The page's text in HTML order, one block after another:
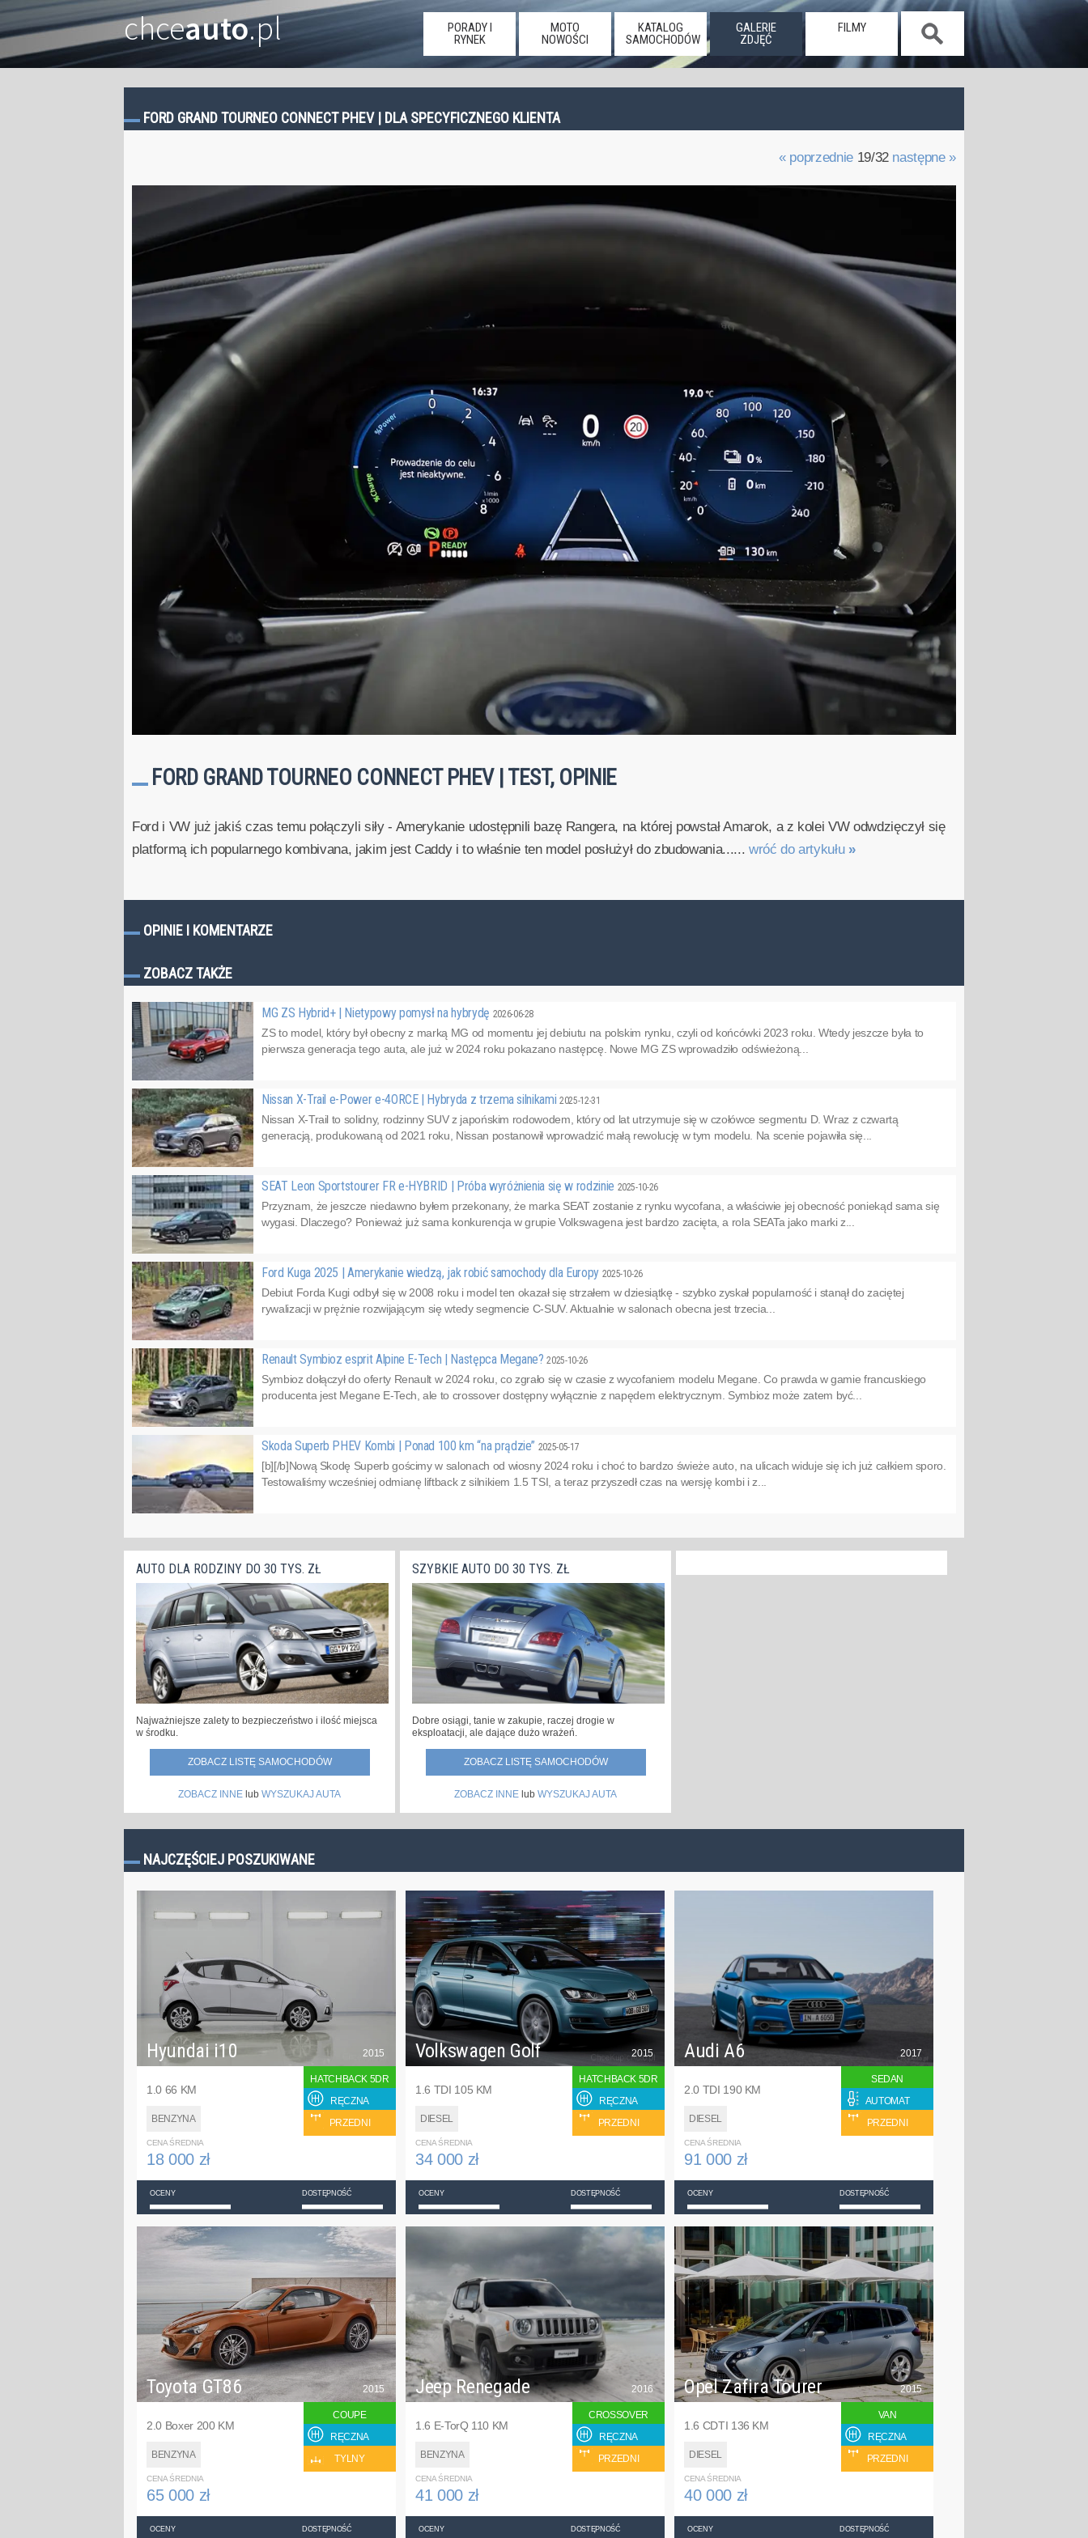
chceauto.pl
PORADY I
RYNEK
MOTO
NOWOŚCI
KATALOG
SAMOCHODÓW
GALERIE
ZDJĘĆ
FILMY
FORD GRAND TOURNEO CONNECT PHEV | DLA SPECYFICZNEGO KLIENTA
« poprzednie19/32 następne »
FORD GRAND TOURNEO CONNECT PHEV | TEST, OPINIE
Ford i VW już jakiś czas temu połączyli siły - Amerykanie udostępnili bazę Rangera, na której powstał Amarok, a z kolei VW odwdzięczył się
platformą ich popularnego kombivana, jakim jest Caddy i to właśnie ten model posłużył do zbudowania...... wróć do artykułu »
OPINIE I KOMENTARZE
ZOBACZ TAKŻE
MG ZS Hybrid+ | Nietypowy pomysł na hybrydę 2026-06-28
ZS to model, który był obecny z marką MG od momentu jej debiutu na polskim rynku, czyli od końcówki 2023 roku. Wtedy jeszcze była to
pierwsza generacja tego auta, ale już w 2024 roku pokazano następcę. Nowe MG ZS wprowadziło odświeżoną...
Nissan X-Trail e-Power e-4ORCE | Hybryda z trzema silnikami 2025-12-31
Nissan X-Trail to solidny, rodzinny SUV z japońskim rodowodem, który od lat utrzymuje się w czołówce segmentu D. Wraz z czwartą
generacją, produkowaną od 2021 roku, Nissan postanowił wprowadzić małą rewolucję w tym modelu. Na scenie pojawiła się...
SEAT Leon Sportstourer FR e-HYBRID | Próba wyróżnienia się w rodzinie 2025-10-26
Przyznam, że jeszcze niedawno byłem przekonany, że marka SEAT zostanie z rynku wycofana, a właściwie jej obecność poniekąd sama się
wygasi. Dlaczego? Ponieważ już sama konkurencja w grupie Volkswagena jest bardzo zacięta, a rola SEATa jako marki z...
Ford Kuga 2025 | Amerykanie wiedzą, jak robić samochody dla Europy 2025-10-26
Debiut Forda Kugi odbył się w 2008 roku i model ten okazał się strzałem w dziesiątkę - szybko zyskał popularność i stanął do zaciętej
rywalizacji w prężnie rozwijającym się wtedy segmencie C-SUV. Aktualnie w salonach obecna jest trzecia...
Renault Symbioz esprit Alpine E-Tech | Następca Megane?2025-10-26
Symbioz dołączył do oferty Renault w 2024 roku, co zgrało się w czasie z wycofaniem modelu Megane. Co prawda w gamie francuskiego
producenta jest Megane E-Tech, ale to crossover dostępny wyłącznie z napędem elektrycznym. Symbioz może zatem być...
Skoda Superb PHEV Kombi | Ponad 100 km “na prądzie” 2025-05-17
[b][/b]Nową Skodę Superb gościmy w salonach od wiosny 2024 roku i choć to bardzo świeże auto, na ulicach widuje się ich już całkiem sporo.
Testowaliśmy wcześniej odmianę liftback z silnikiem 1.5 TSI, a teraz przyszedł czas na wersję kombi i z...
AUTO DLA RODZINY DO 30 TYS. ZŁ
Najważniejsze zalety to bezpieczeństwo i ilość miejsca
w środku.
ZOBACZ LISTĘ SAMOCHODÓW
ZOBACZ INNE lub WYSZUKAJ AUTA
SZYBKIE AUTO DO 30 TYS. ZŁ
Dobre osiągi, tanie w zakupie, raczej drogie w
eksploatacji, ale dające dużo wrażeń.
ZOBACZ LISTĘ SAMOCHODÓW
ZOBACZ INNE lub WYSZUKAJ AUTA
NAJCZĘŚCIEJ POSZUKIWANE
Hyundai i10
1.0 66 KM
BENZYNA
2015
HATCHBACK 5DR
RĘCZNA
PRZEDNI
CENA ŚREDNIA
18 000 zł
OCENY DOSTĘPNOŚĆ
Volkswagen Golf
1.6 TDI 105 KM
DIESEL
2015
HATCHBACK 5DR
RĘCZNA
PRZEDNI
CENA ŚREDNIA
34 000 zł
OCENY DOSTĘPNOŚĆ
Audi A6
2.0 TDI 190 KM
DIESEL
2017
SEDAN
AUTOMAT
PRZEDNI
CENA ŚREDNIA
91 000 zł
OCENY DOSTĘPNOŚĆ
Toyota GT86
2.0 Boxer 200 KM
BENZYNA
2015
COUPE
RĘCZNA
TYLNY
CENA ŚREDNIA
65 000 zł
OCENY DOSTĘPNOŚĆ
Jeep Renegade
1.6 E-TorQ 110 KM
BENZYNA
2016
CROSSOVER
RĘCZNA
PRZEDNI
CENA ŚREDNIA
41 000 zł
OCENY DOSTĘPNOŚĆ
Opel Zafira Tourer
1.6 CDTI 136 KM
DIESEL
2015
VAN
RĘCZNA
PRZEDNI
CENA ŚREDNIA
40 000 zł
OCENY DOSTĘPNOŚĆ